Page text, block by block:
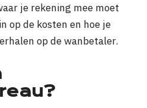
je rekening mee moet
op de kosten en hoe je
op de wanbetaler.